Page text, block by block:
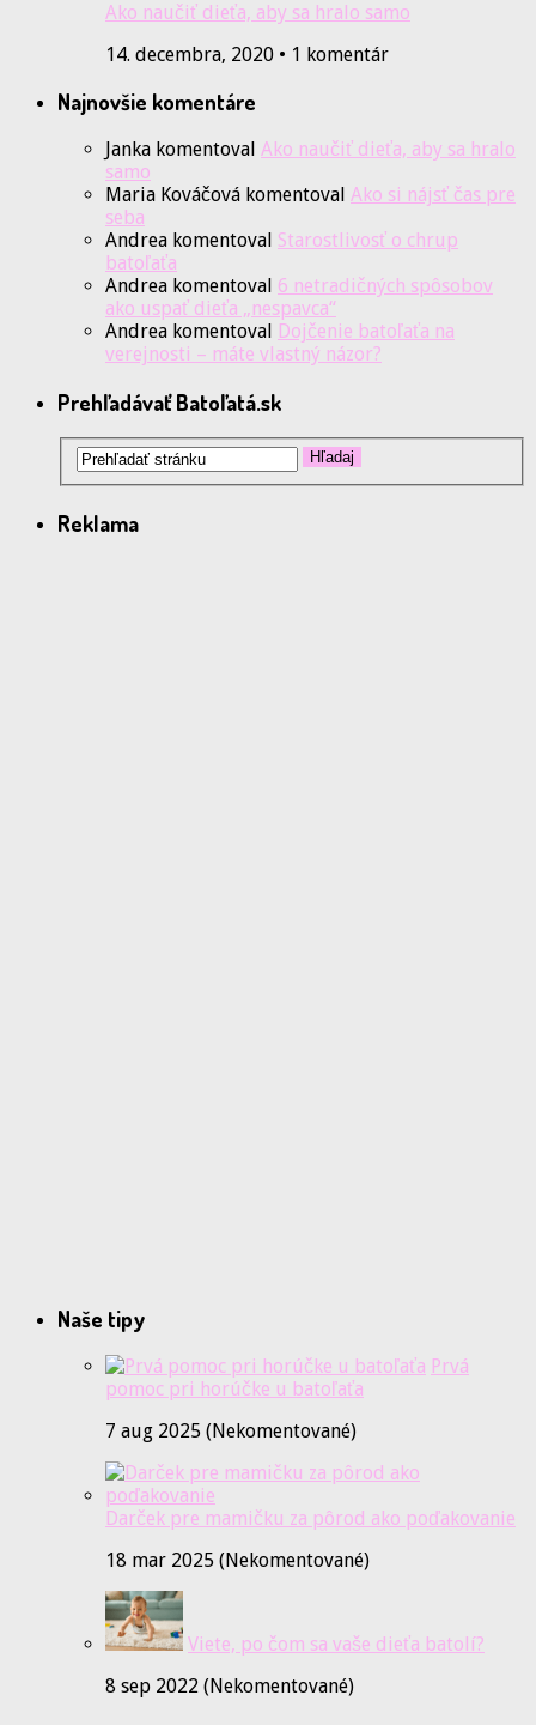
Ako naučiť dieťa, aby sa hralo samo
14. decembra, 2020 • 1 komentár
Najnovšie komentáre
Janka komentoval Ako naučiť dieťa, aby sa hralo
samo
Maria Kováčová komentoval Ako si nájsť čas pre
seba
Andrea komentoval Starostlivosť o chrup
batoľaťa
Andrea komentoval 6 netradičných spôsobov
ako uspať dieťa „nespavca“
Andrea komentoval Dojčenie batoľaťa na
verejnosti – máte vlastný názor?
Prehľadávať Batoľatá.sk
Reklama
Naše tipy
Prvá
pomoc pri horúčke u batoľaťa
7 aug 2025 (Nekomentované)
Darček pre mamičku za pôrod ako poďakovanie
18 mar 2025 (Nekomentované)
Viete, po čom sa vaše dieťa batolí?
8 sep 2022 (Nekomentované)